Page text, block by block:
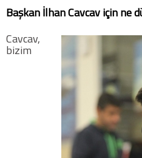
Başkan İlhan Cavcav için ne
Cavcav,
bizim